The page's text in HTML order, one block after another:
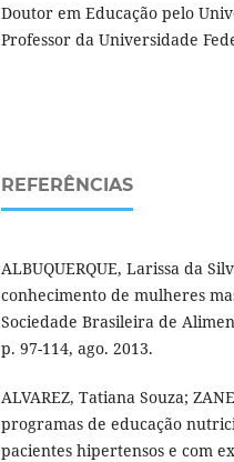
Doutor em Educação pelo
Professor da Universidade
REFERÊNCIAS
ALBUQUERQUE, Larissa da
conhecimento de mulheres
Sociedade Brasileira de
p. 97-114, ago. 2013.
ALVAREZ, Tatiana Souza;
programas de educação
pacientes hipertensos e com